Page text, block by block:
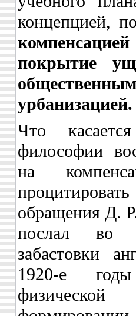
концепцией,
покрытие
урбанизацией.
Что
философии
на
обращения Д. Р
послал во
забастовки
1920-е